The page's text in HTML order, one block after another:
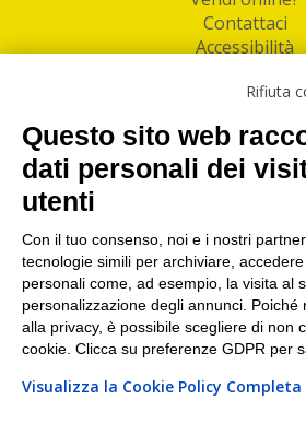
Contattaci
Accessibilità
Facebook
Linkedin
I nostri punti di ritiro e
maggiori città
Torino|Milano|Roma|Bologna
Napoli|
Rifiuta
Questo sito web
dati personali dei
utenti
Con il tuo consenso, noi e i nostri
tecnologie simili per archiviare,
personali come, ad esempio, la visita al
personalizzazione degli annunci. Poiché
alla privacy, è possibile scegliere di non
cookie. Clicca su preferenze GDPR per
Visualizza la Cookie Policy Completa